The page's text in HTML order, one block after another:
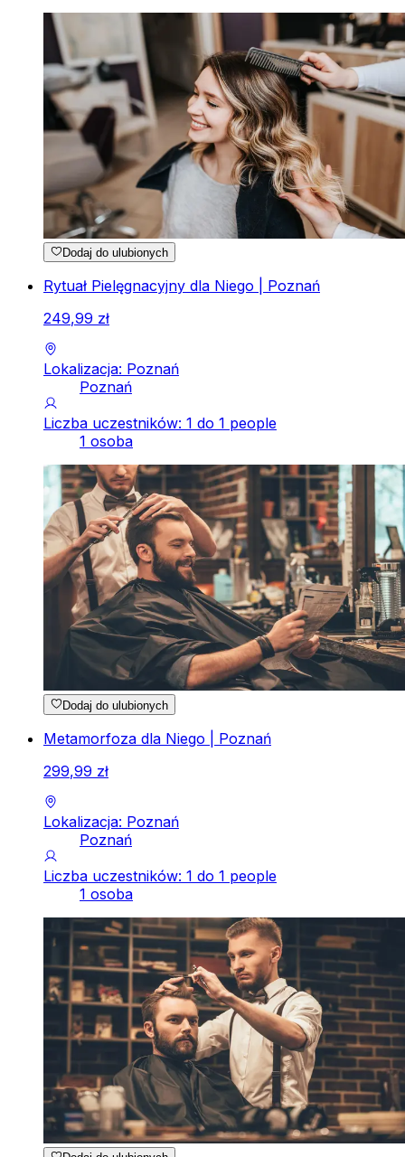
Dodaj do ulubionych
Rytuał Pielęgnacyjny dla Niego | Poznań
249,99 zł
Lokalizacja: Poznań
Poznań
Liczba uczestników: 1 do 1 people
1 osoba
Dodaj do ulubionych
Metamorfoza dla Niego | Poznań
299,99 zł
Lokalizacja: Poznań
Poznań
Liczba uczestników: 1 do 1 people
1 osoba